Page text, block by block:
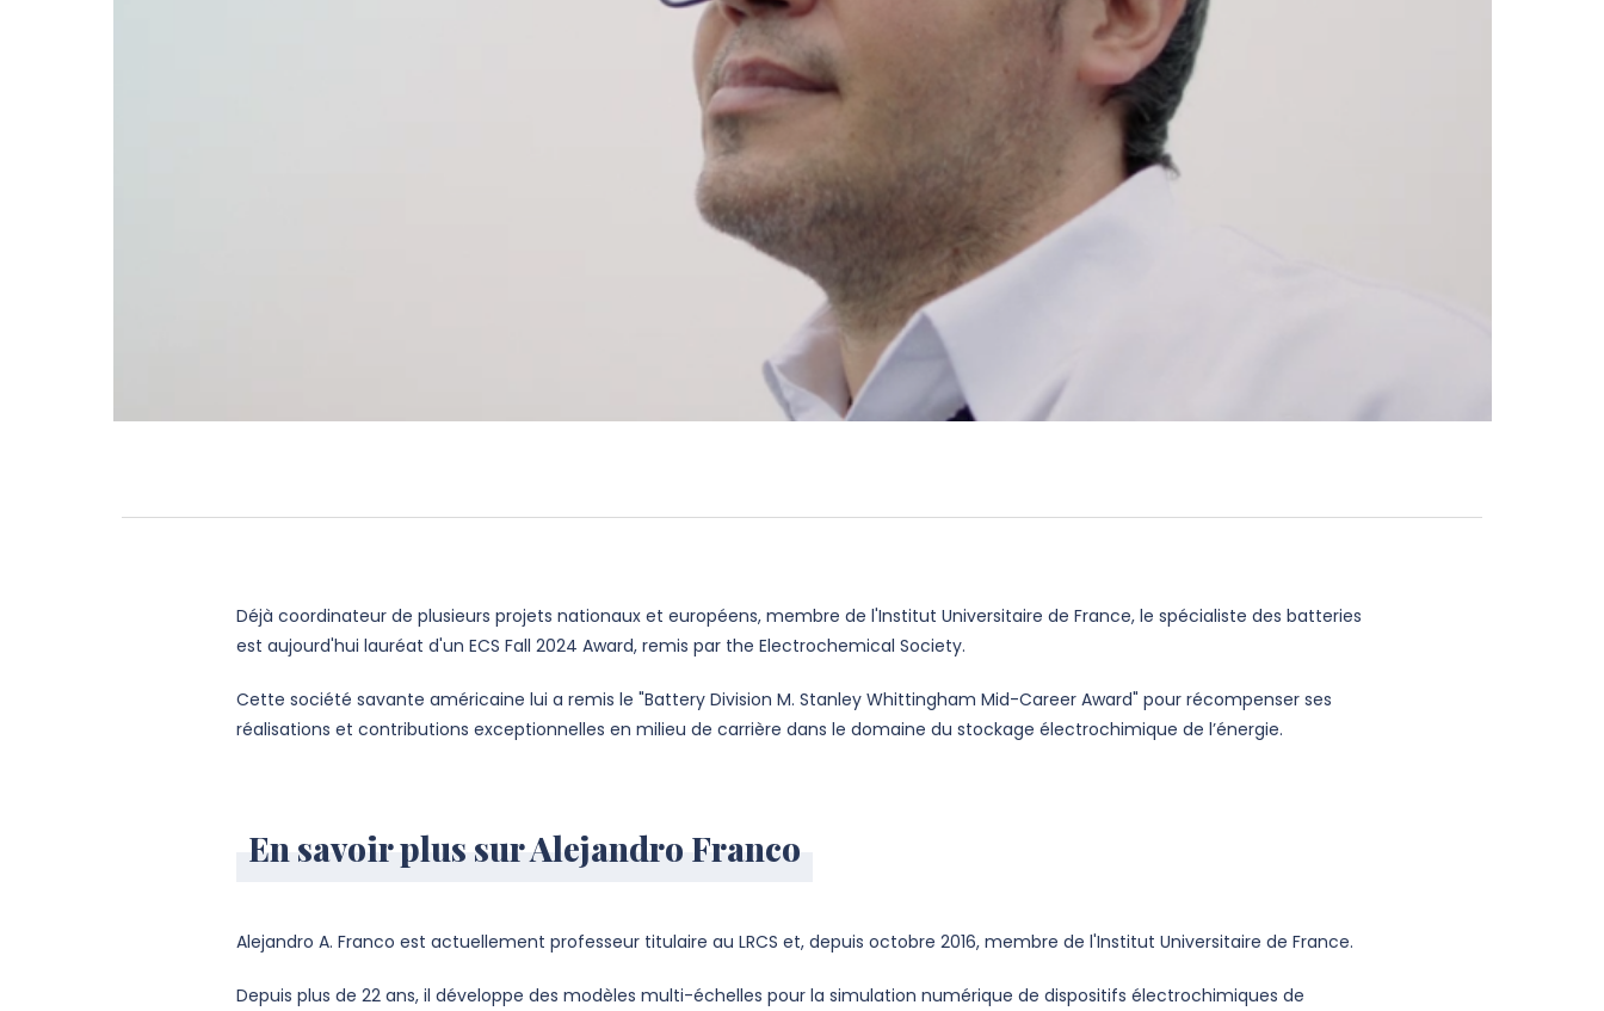
Déjà coordinateur de plusieurs projets nationaux et européens, membre de l'Institut Universitaire de France, le spécialiste des batteries
est aujourd'hui lauréat d'un ECS Fall 2024 Award, remis par the Electrochemical Society.
Cette société savante américaine lui a remis le "Battery Division M. Stanley Whittingham Mid-Career Award" pour récompenser ses
réalisations et contributions exceptionnelles en milieu de carrière dans le domaine du stockage électrochimique de l’énergie.
En savoir plus sur Alejandro Franco
Alejandro A. Franco est actuellement professeur titulaire au LRCS et, depuis octobre 2016, membre de l'Institut Universitaire de France.
Depuis plus de 22 ans, il développe des modèles multi-échelles pour la simulation numérique de dispositifs électrochimiques de